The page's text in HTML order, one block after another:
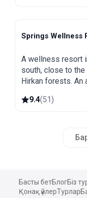
Lankaran
Springs Wellness
A wellness resort
south, close to the
Hirkan forests. An
9.4(51)
Басты бетБлогБіз
Қонақ үйлерТурлар